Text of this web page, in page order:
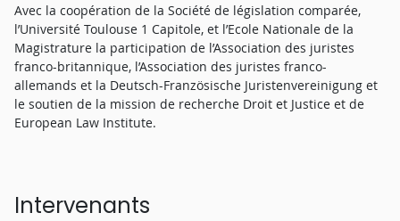
trouver, sur l’office du juge, des pistes d’enrichissement et des
lignes européennes de rapprochement.
RÉSUMÉ DE LA CONFÉRENCE
SUMMARY
Avec la coopération de la Société de législation comparée,
l’Université Toulouse 1 Capitole, et l’Ecole Nationale de la
Magistrature la participation de l’Association des juristes
franco-britannique, l’Association des juristes franco-
allemands et la Deutsch-Französische Juristenvereinigung et
le soutien de la mission de recherche Droit et Justice et de
European Law Institute.
Intervenants